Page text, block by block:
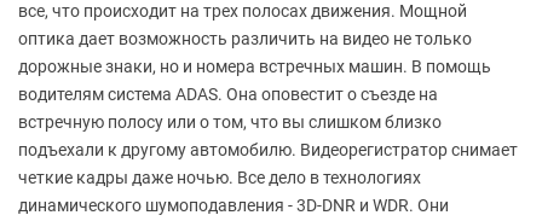
все, что происходит на трех полосах движения. Мощной
оптика дает возможность различить на видео не только
дорожные знаки, но и номера встречных машин. В помощь
водителям система ADAS. Она оповестит о съезде на
встречную полосу или о том, что вы слишком близко
подъехали к другому автомобилю. Видеорегистратор снимает
четкие кадры даже ночью. Все дело в технологиях
динамического шумоподавления - 3D-DNR и WDR. Они